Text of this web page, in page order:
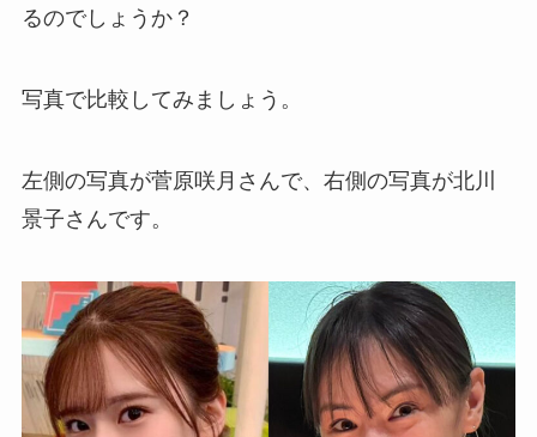
るのでしょうか？
写真で比較してみましょう。
左側の写真が菅原咲月さんで、右側の写真が北川
景子さんです。